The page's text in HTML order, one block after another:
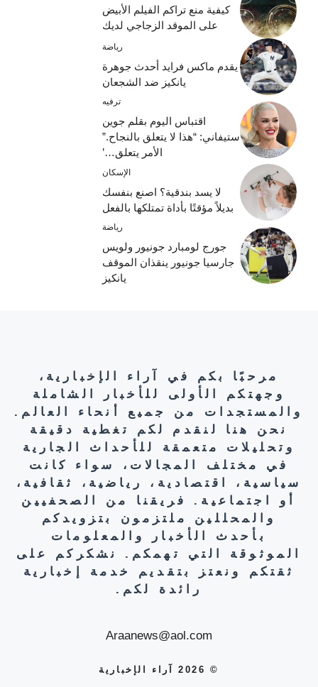
كيفية منع تراكم الفيلم الأبيض
على الموقد الزجاجي لديك
رياضة
يقدم ماكس فرايد أحدث جوهرة
يانكيز ضد الشجعان
ترفيه
اقتباس اليوم بقلم جوين
ستيفاني: “هذا لا يتعلق بالنجاح.”
الأمر يتعلق…’
الإسكان
لا يسد بندقية؟ اصنع بنفسك
بديلاً مؤقتًا بأداة تمتلكها بالفعل
رياضة
جورج لومبارد جونيور ولويس
جارسيا جونيور ينقذان الموقف
يانكيز
مرحبًا بكم في آراء الإخبارية،
وجهتكم الأولى للأخبار الشاملة
والمستجدات من جميع أنحاء العالم.
نحن هنا لنقدم لكم تغطية دقيقة
وتحليلات متعمقة للأحداث الجارية
في مختلف المجالات، سواء كانت
سياسية، اقتصادية، رياضية، ثقافية،
أو اجتماعية. فريقنا من الصحفيين
والمحللين ملتزمون بتزويدكم
بأحدث الأخبار والمعلومات
الموثوقة التي تهمكم. نشكركم على
ثقتكم ونعتز بتقديم خدمة إخبارية
رائدة لكم.
Araanews@aol.com
© 2026 آراء الإخبارية